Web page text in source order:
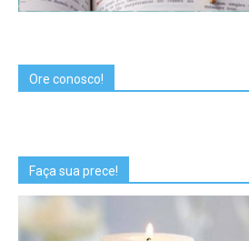
Ore conosco!
Faça sua prece!